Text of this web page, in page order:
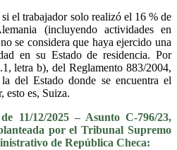
el trabajador solo realizó el 16 % de
(incluyendo actividades en
se considera que haya ejercido una
en su Estado de residencia. Por
letra b), del Reglamento 883/2004,
del Estado donde se encuentra el
esto es, Suiza.
11/12/2025 – Asunto C-796/23,
por el Tribunal Supremo
de República Checa: